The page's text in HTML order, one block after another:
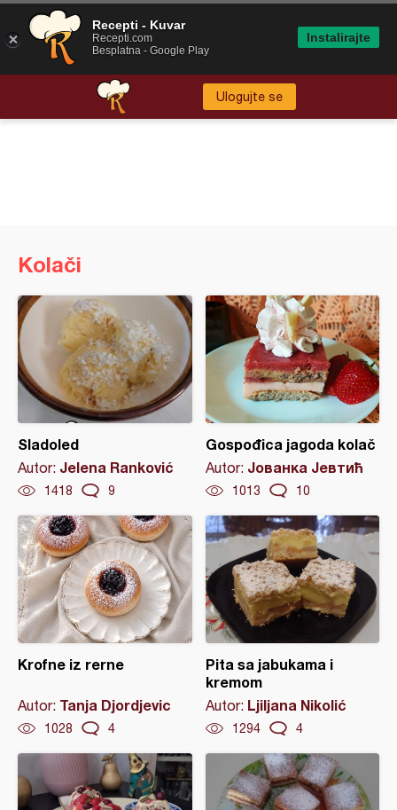
Ulogujte se
Kolači
Sladoled
Autor: Jelena Ranković
1418 9
Gospođica jagoda kolač
Autor: Јованка Јевтић
1013 10
Krofne iz rerne
Autor: Tanja Djordjevic
1028 4
Pita sa jabukama i
kremom
Autor: Ljiljana Nikolić
1294 4
Recepti - Kuvar
Recepti.com
Besplatna - Google Play
Instalirajte